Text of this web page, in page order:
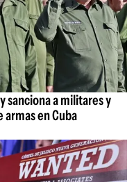
sanciona a militares y
armas en Cuba